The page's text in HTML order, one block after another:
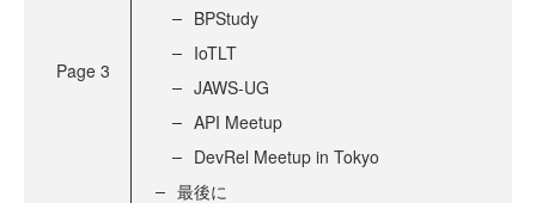
Page 3
BPStudy
IoTLT
JAWS-UG
API Meetup
DevRel Meetup in Tokyo
最後に